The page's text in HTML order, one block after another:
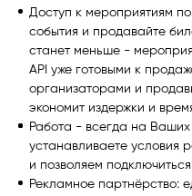
Доступ к мероприятиям
события и продавайте
станет меньше -
API уже готовыми к
организаторами и
экономит издержки и
Работа - всегда на
устанавливаете условия
и позволяем
Рекламное партнёрство: